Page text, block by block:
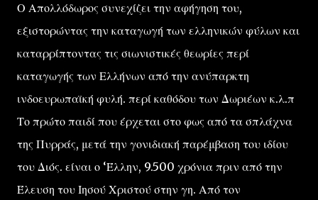
Ο Απολλόδωρος συνεχίζει την αφήγηση του,
εξιστορώντας την καταγωγή των ελληνικών φύλων και
καταρρίπτοντας τις σιωνιστικές θεωρίες περί
καταγωγής των Ελλήνων από την ανύπαρκτη
ινδοευρωπαϊκή φυλή. περί καθόδου των Δωριέων κ.λ.π
Το πρώτο παιδί που έρχεται στο φως από τα σπλάχνα
της Πυρράς, μετά την γονιδιακή παρέμβαση του ιδίου
του Διός. είναι ο ‘Έλλην, 9.500 χρόνια πριν από την
Έλευση του Ιησού Χριστού στην γη. Από τον